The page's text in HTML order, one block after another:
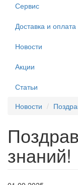
Сервис
Доставка и оплата
Новости
Акции
Статьи
Новости
знаний!